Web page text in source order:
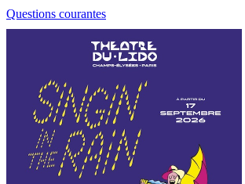
Questions courantes